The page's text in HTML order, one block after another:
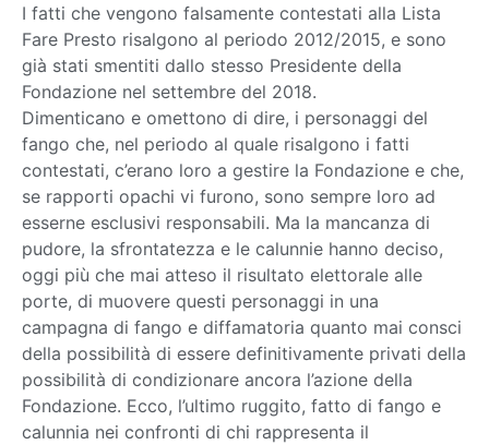
I fatti che vengono falsamente contestati alla Lista
Fare Presto risalgono al periodo 2012/2015, e sono
già stati smentiti dallo stesso Presidente della
Fondazione nel settembre del 2018.
Dimenticano e omettono di dire, i personaggi del
fango che, nel periodo al quale risalgono i fatti
contestati, c’erano loro a gestire la Fondazione e che,
se rapporti opachi vi furono, sono sempre loro ad
esserne esclusivi responsabili. Ma la mancanza di
pudore, la sfrontatezza e le calunnie hanno deciso,
oggi più che mai atteso il risultato elettorale alle
porte, di muovere questi personaggi in una
campagna di fango e diffamatoria quanto mai consci
della possibilità di essere definitivamente privati della
possibilità di condizionare ancora l’azione della
Fondazione. Ecco, l’ultimo ruggito, fatto di fango e
calunnia nei confronti di chi rappresenta il